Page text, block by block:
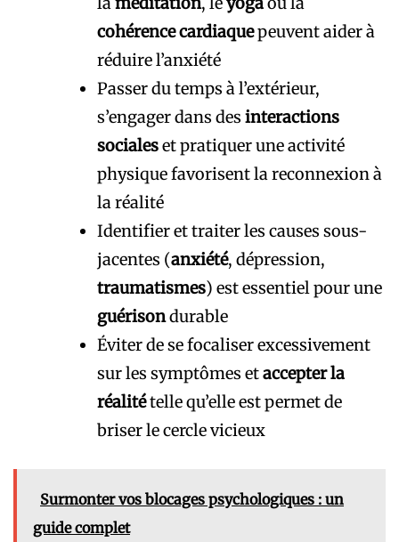
cohérence cardiaquepeuvent aider à
réduire l’anxiété
Passer du temps à l’extérieur,
s’engager dans des interactions
socialeset pratiquer une activité
physique favorisent la reconnexion à
la réalité
Identifier et traiter les causes sous-
jacentes (anxiété, dépression,
traumatismes) est essentiel pour une
guérisondurable
Éviter de se focaliser excessivement
sur les symptômes etaccepter la
réalitételle qu’elle est permet de
briser le cercle vicieux
Surmonter vos blocages psychologiques : un
guide complet